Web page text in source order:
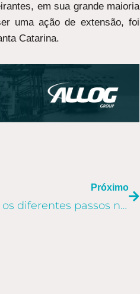
em sua grande maioria
uma ação de extensão, foi
Catarina.
Próximo
Logística Integrada: entenda os diferentes passos no Comércio Exterior